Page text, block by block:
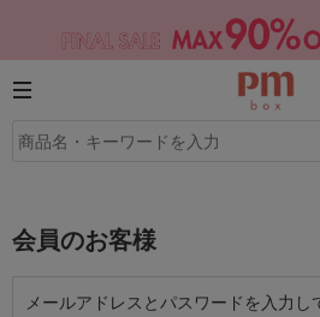
会員のお客様
メールアドレスとパスワードを入力し